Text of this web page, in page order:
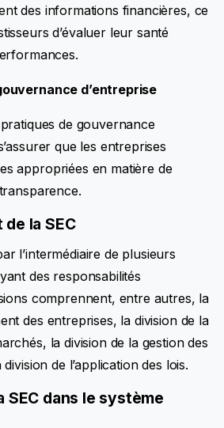
des informations financières, ce
d’évaluer leur santé
d’entreprise
de gouvernance
que les entreprises
appropriées en matière de
la SEC
l’intermédiaire de plusieurs
des responsabilités
comprennent, entre autres, la
des entreprises, la division de la
la division de la gestion des
de l’application des lois.
SEC dans le système